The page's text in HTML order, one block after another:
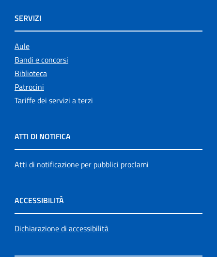
SERVIZI
Aule
Bandi e concorsi
Biblioteca
Patrocini
Tariffe dei servizi a terzi
ATTI DI NOTIFICA
Atti di notificazione per pubblici proclami
ACCESSIBILITÀ
Dichiarazione di accessibilità